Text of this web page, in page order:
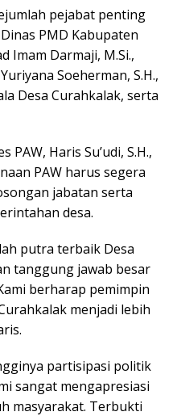
pejabat penting
PMD Kabupaten
Imam Darmaji, M.Si.,
Soeherman, S.H.,
Desa Curahkalak, serta
PAW, Haris Su’udi, S.H.,
PAW harus segera
jabatan serta
desa.
putra terbaik Desa
tanggung jawab besar
berharap pemimpin
menjadi lebih
partisipasi politik
sangat mengapresiasi
masyarakat. Terbukti